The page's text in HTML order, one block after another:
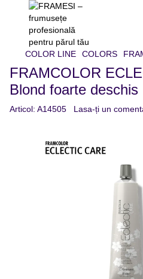
COLOR LINE COLORS
FRAMCOLOR
Blond foarte deschis
Articol: A14505 Lasa-ți un